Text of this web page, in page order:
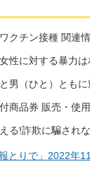
クチン接種 関連
性に対する暴力は
男（ひと）とも
商品券 販売・使
る!詐欺に騙され
報とりで」2022年